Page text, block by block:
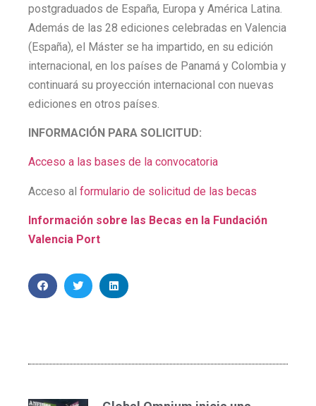
postgraduados de España, Europa y América Latina.
Además de las 28 ediciones celebradas en Valencia
(España), el Máster se ha impartido, en su edición
internacional, en los países de Panamá y Colombia y
continuará su proyección internacional con nuevas
ediciones en otros países.
INFORMACIÓN PARA SOLICITUD:
Acceso a las bases de la convocatoria
Acceso al formulario de solicitud de las becas
Información sobre las Becas en la Fundación
Valencia Port